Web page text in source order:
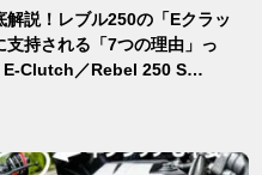
解説！レブル250の「Eクラッ
支持される「7つの理由」っ
Clutch／Rebel 250 S